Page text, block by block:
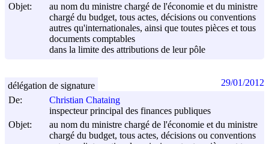
Objet:
au nom du ministre chargé de l'économie et du ministre
chargé du budget, tous actes, décisions ou conventions
autres qu'internationales, ainsi que toutes pièces et tous
documents comptables
dans la limite des attributions de leur pôle
De:
Christian Chataing
inspecteur principal des finances publiques
Objet:
au nom du ministre chargé de l'économie et du ministre
chargé du budget, tous actes, décisions ou conventions
délégation de signature 29/01/2012